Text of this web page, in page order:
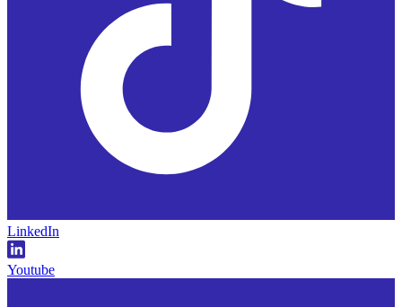
LinkedIn
Youtube